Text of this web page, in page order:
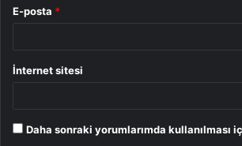
E-posta *
İnternet sitesi
Daha sonraki yorumlarımda kullanılması